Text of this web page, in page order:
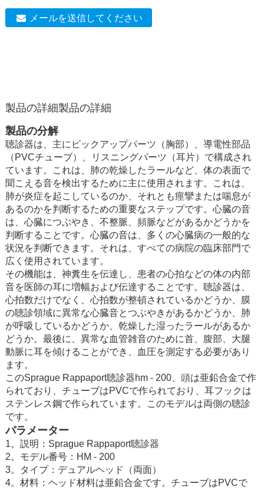
メールを送信してください
製品の詳細製品の詳細
製品の分解
聴診器は、主にピックアップパーツ（胸部）、導電性部品
（PVCチューブ）、リスニングパーツ（耳片）で構成され
ています。これは、肺の乾燥したラールなど、体の表面で
聞こえる音を検出するために主に使用されます。これは、
肺が炎症を起こしているのか、それとも痙攣または喘息が
あるのか​​を判断するための重要なステップです。心臓の音
は、心臓につぶやき、不整脈、頻脈などがあるかどうかを
判断することです。心臓の音は、多くの心臓病の一般的な
状況を判断できます。それは、すべての病院の臨床部門で
広く使用されています。
その機能は、神糞生を伝達し、患者の心拍などの体の内部
音を医師の耳に増幅および伝達することです。聴診器は、
心拍数だけでなく、心拍数が整頓されているかどうか、膜
の聴診領域に異常な心臓音とつぶやきがあるかどうか、肺
が呼吸しているかどうか、乾燥した湿ったラールがあるか
どうか。最後に、異常な血管雑音のために首、腹部、大腿
動脈に耳を傾けることができ、血圧を測定する必要があり
ます。
このSprague Rappaport聴診器hm - 200、頭は亜鉛合金で作
られており、チューブはPVCで作られており、耳フックは
ステンレス鋼で作られています。このモデルは両側の聴診
です。
パラメーター
1。説明：Sprague Rappaport聴診器
2。モデル番号：HM - 200
3。タイプ：デュアルヘッド（両面）
4。材料：ヘッド材料は亜鉛合金です。チューブはPVCで